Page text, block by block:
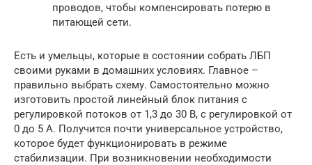
проводов, чтобы компенсировать потерю в
питающей сети.
Есть и умельцы, которые в состоянии собрать ЛБП
своими руками в домашних условиях. Главное –
правильно выбрать схему. Самостоятельно можно
изготовить простой линейный блок питания с
регулировкой потоков от 1,3 до 30 В, с регулировкой от
0 до 5 А. Получится почти универсальное устройство,
которое будет функционировать в режиме
стабилизации. При возникновении необходимости